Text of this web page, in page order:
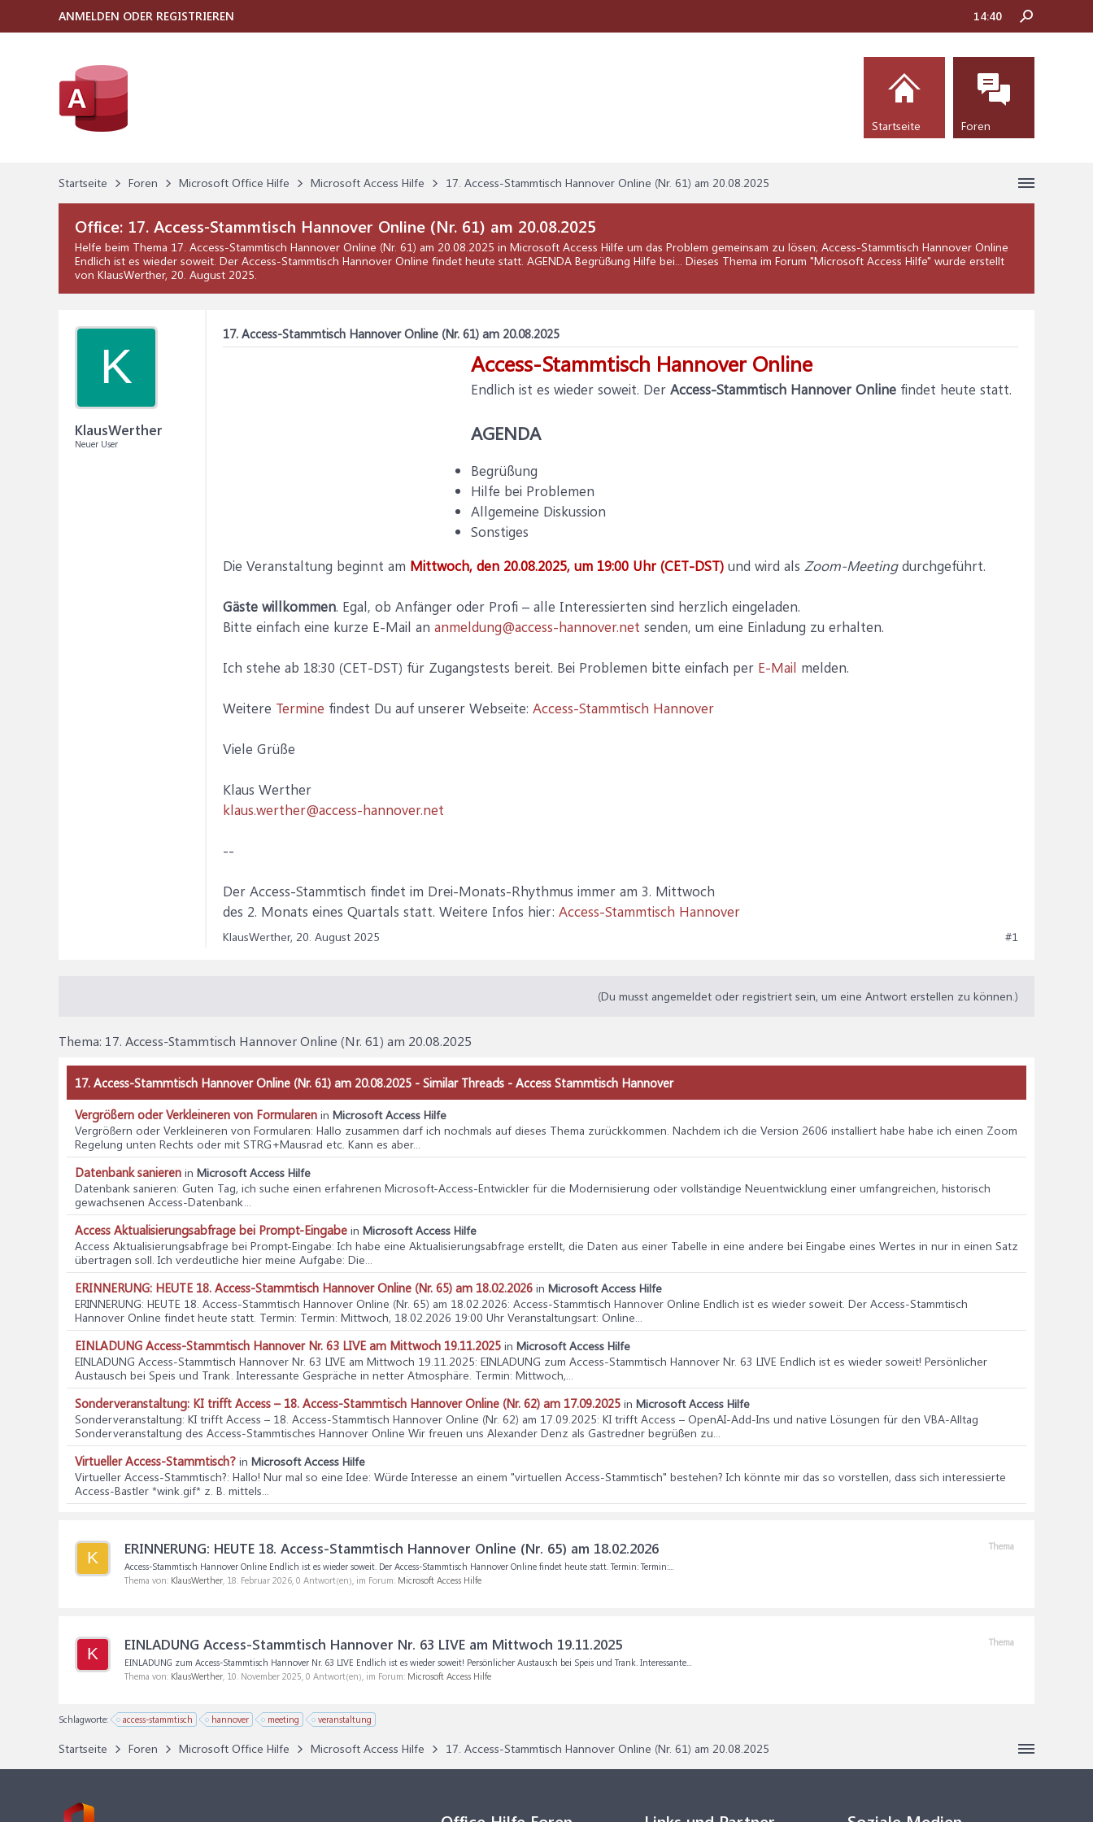
Startseite Foren Microsoft Office Hilfe Microsoft Access Hilfe 17. Access-Stammtisch Hannover Online (Nr. 61) am 20.08.2025
Office: 17. Access-Stammtisch Hannover Online (Nr. 61) am 20.08.2025
Helfe beim Thema 17. Access-Stammtisch Hannover Online (Nr. 61) am 20.08.2025 in Microsoft Access Hilfe um das Problem gemeinsam zu lösen; Access-Stammtisch Hannover Online
Endlich ist es wieder soweit. Der Access-Stammtisch Hannover Online findet heute statt. AGENDA Begrüßung Hilfe bei... Dieses Thema im Forum "Microsoft Access Hilfe" wurde erstellt
von KlausWerther, 20. August 2025.
K
KlausWerther
Neuer User
17. Access-Stammtisch Hannover Online (Nr. 61) am 20.08.2025
Access-Stammtisch Hannover Online
Endlich ist es wieder soweit. Der Access-Stammtisch Hannover Online findet heute statt.
AGENDA
Begrüßung
Hilfe bei Problemen
Allgemeine Diskussion
Sonstiges
Die Veranstaltung beginnt am Mittwoch, den 20.08.2025, um 19:00 Uhr (CET-DST) und wird als Zoom-Meetingdurchgeführt.
Gäste willkommen. Egal, ob Anfänger oder Profi – alle Interessierten sind herzlich eingeladen.
Bitte einfach eine kurze E-Mail an anmeldung@access-hannover.net senden, um eine Einladung zu erhalten.
Ich stehe ab 18:30 (CET-DST) für Zugangstests bereit. Bei Problemen bitte einfach per E-Mail melden.
Weitere Termine findest Du auf unserer Webseite: Access-Stammtisch Hannover
Viele Grüße
Klaus Werther
klaus.werther@access-hannover.net
--
Der Access-Stammtisch findet im Drei-Monats-Rhythmus immer am 3. Mittwoch
des 2. Monats eines Quartals statt. Weitere Infos hier: Access-Stammtisch Hannover
KlausWerther, 20. August 2025 #1
(Du musst angemeldet oder registriert sein, um eine Antwort erstellen zu können.)
Thema: 17. Access-Stammtisch Hannover Online (Nr. 61) am 20.08.2025
17. Access-Stammtisch Hannover Online (Nr. 61) am 20.08.2025 - Similar Threads - Access Stammtisch Hannover
Vergrößern oder Verkleineren von Formularen in Microsoft Access Hilfe
Vergrößern oder Verkleineren von Formularen: Hallo zusammen darf ich nochmals auf dieses Thema zurückkommen. Nachdem ich die Version 2606 installiert habe habe ich einen Zoom
Regelung unten Rechts oder mit STRG+Mausrad etc. Kann es aber...
Datenbank sanieren in Microsoft Access Hilfe
Datenbank sanieren: Guten Tag, ich suche einen erfahrenen Microsoft‑Access‑Entwickler für die Modernisierung oder vollständige Neuentwicklung einer umfangreichen, historisch
gewachsenen Access‑Datenbank...
Access Aktualisierungsabfrage bei Prompt-Eingabe in Microsoft Access Hilfe
Access Aktualisierungsabfrage bei Prompt-Eingabe: Ich habe eine Aktualisierungsabfrage erstellt, die Daten aus einer Tabelle in eine andere bei Eingabe eines Wertes in nur in einen Satz
übertragen soll. Ich verdeutliche hier meine Aufgabe: Die...
ERINNERUNG: HEUTE 18. Access-Stammtisch Hannover Online (Nr. 65) am 18.02.2026 in Microsoft Access Hilfe
ERINNERUNG: HEUTE 18. Access-Stammtisch Hannover Online (Nr. 65) am 18.02.2026: Access-Stammtisch Hannover Online Endlich ist es wieder soweit. Der Access-Stammtisch
Hannover Online findet heute statt. Termin: Termin: Mittwoch, 18.02.2026 19:00 Uhr Veranstaltungsart: Online...
EINLADUNG Access-Stammtisch Hannover Nr. 63 LIVE am Mittwoch 19.11.2025 in Microsoft Access Hilfe
EINLADUNG Access-Stammtisch Hannover Nr. 63 LIVE am Mittwoch 19.11.2025: EINLADUNG zum Access-Stammtisch Hannover Nr. 63 LIVE Endlich ist es wieder soweit! Persönlicher
Austausch bei Speis und Trank. Interessante Gespräche in netter Atmosphäre. Termin: Mittwoch,...
Sonderveranstaltung: KI trifft Access – 18. Access-Stammtisch Hannover Online (Nr. 62) am 17.09.2025 in Microsoft Access Hilfe
Sonderveranstaltung: KI trifft Access – 18. Access-Stammtisch Hannover Online (Nr. 62) am 17.09.2025: KI trifft Access – OpenAI-Add-Ins und native Lösungen für den VBA-Alltag
Sonderveranstaltung des Access-Stammtisches Hannover Online Wir freuen uns Alexander Denz als Gastredner begrüßen zu...
Virtueller Access-Stammtisch? in Microsoft Access Hilfe
Virtueller Access-Stammtisch?: Hallo! Nur mal so eine Idee: Würde Interesse an einem "virtuellen Access-Stammtisch" bestehen? Ich könnte mir das so vorstellen, dass sich interessierte
Access-Bastler *wink.gif* z. B. mittels...
K
Thema
ERINNERUNG: HEUTE 18. Access-Stammtisch Hannover Online (Nr. 65) am 18.02.2026
Access-Stammtisch Hannover Online Endlich ist es wieder soweit. Der Access-Stammtisch Hannover Online findet heute statt. Termin: Termin:...
Thema von: KlausWerther, 18. Februar 2026, 0 Antwort(en), im Forum: Microsoft Access Hilfe
K
Thema
EINLADUNG Access-Stammtisch Hannover Nr. 63 LIVE am Mittwoch 19.11.2025
EINLADUNG zum Access-Stammtisch Hannover Nr. 63 LIVE Endlich ist es wieder soweit! Persönlicher Austausch bei Speis und Trank. Interessante...
Thema von: KlausWerther, 10. November 2025, 0 Antwort(en), im Forum: Microsoft Access Hilfe
Schlagworte: access-stammtisch hannover meeting veranstaltung
Startseite Foren Microsoft Office Hilfe Microsoft Access Hilfe 17. Access-Stammtisch Hannover Online (Nr. 61) am 20.08.2025
ANMELDEN ODER REGISTRIEREN 14:40
Startseite Foren